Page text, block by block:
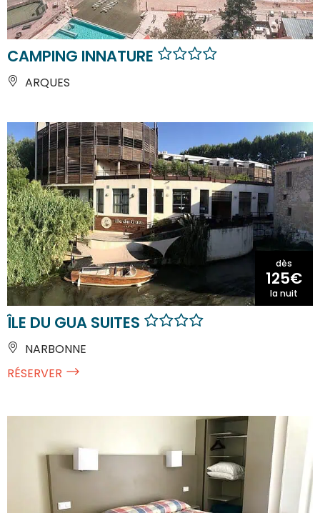
CAMPING INNATURE
ARQUES
dès
125€
la nuit
ÎLE DU GUA SUITES
NARBONNE
RÉSERVER